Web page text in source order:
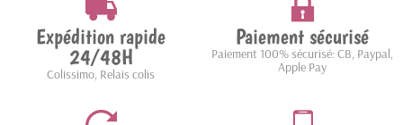
Expédition rapide
24/48H
Colissimo, Relais colis
Paiement sécurisé
Paiement 100% sécurisé: CB, Paypal,
Apple Pay